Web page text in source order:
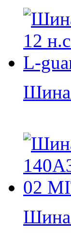
Шина
Шина